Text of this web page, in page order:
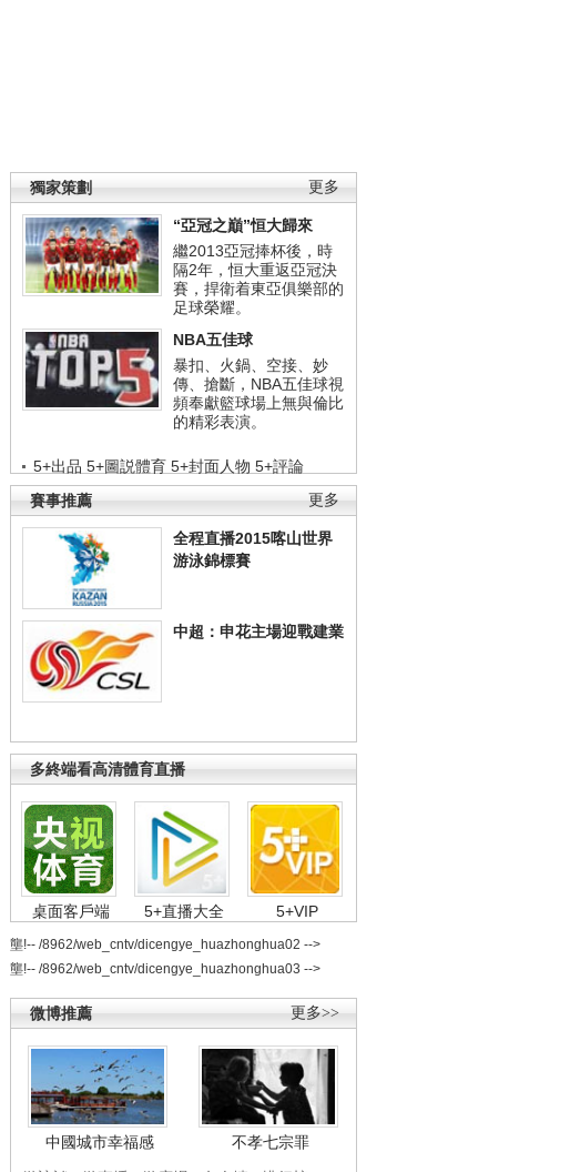
更多
獨家策劃
“亞冠之巔”恒大歸來
繼2013亞冠捧杯後，時
隔2年，恒大重返亞冠決
賽，捍衛着東亞俱樂部的
足球榮耀。
NBA五佳球
暴扣、火鍋、空接、妙
傳、搶斷，NBA五佳球視
頻奉獻籃球場上無與倫比
的精彩表演。
5+出品 5+圖説體育 5+封面人物 5+評論
更多
賽事推薦
全程直播2015喀山世界
游泳錦標賽
中超：申花主場迎戰建業
多終端看高清體育直播
桌面客戶端 5+直播大全 5+VIP
壟!-- /8962/web_cntv/dicengye_huazhonghua02 -->
壟!-- /8962/web_cntv/dicengye_huazhonghua03 -->
更多>>
微博推薦
中國城市幸福感
不孝七宗罪